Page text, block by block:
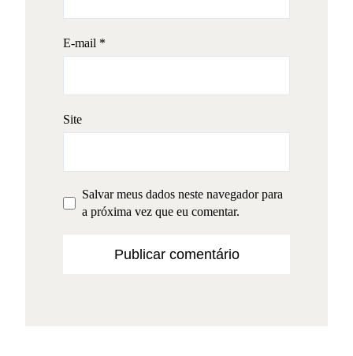
E-mail *
Site
Salvar meus dados neste navegador para
a próxima vez que eu comentar.